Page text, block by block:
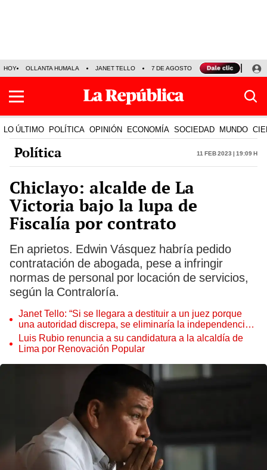
HOY OLLANTA HUMALA JANET TELLO 7 DE AGOSTO TINKA RESULTADOS
LO ÚLTIMO POLÍTICA OPINIÓN ECONOMÍA SOCIEDAD MUNDO
Política 11 Feb 2023 | 19:09 h
Chiclayo: alcalde de La
Victoria bajo la lupa de
Fiscalía por contrato
En aprietos. Edwin Vásquez habría pedido
contratación de abogada, pese a infringir
normas de personal por locación de servicios,
según la Contraloría.
Janet Tello: “Si se llegara a destituir a un juez porque
una autoridad discrepa, se eliminaría la independencia
judicial”
Luis Rubio renuncia a su candidatura a la alcaldía de
Lima por Renovación Popular